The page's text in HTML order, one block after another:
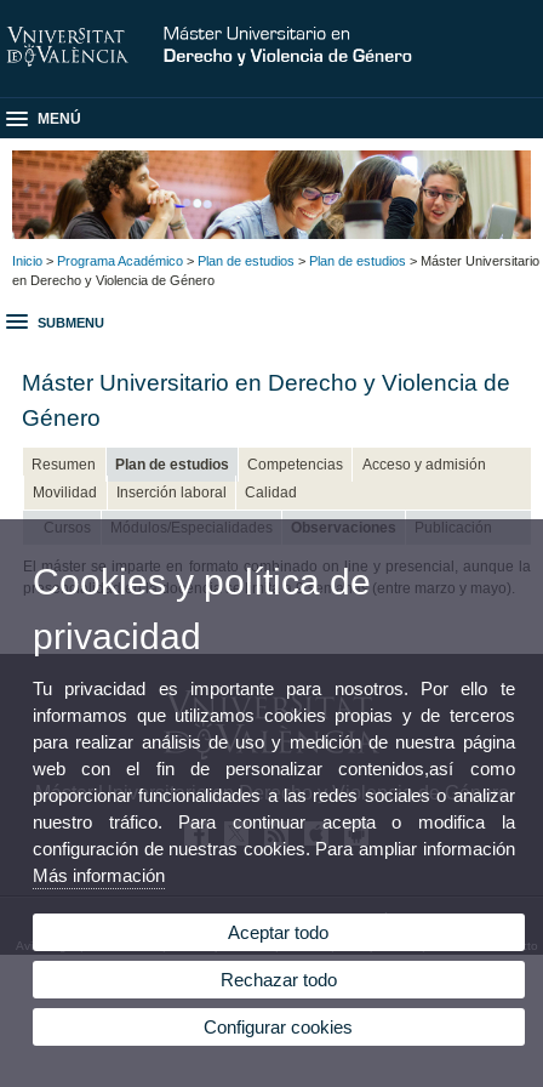
MENÚ
Inicio > Programa Académico > Plan de estudios > Plan de estudios > Máster Universitario
en Derecho y Violencia de Género
SUBMENU
Máster Universitario en Derecho y Violencia de
Género
Resumen Plan de estudios Competencias
Acceso y admisión
Movilidad
Inserción laboral Calidad
Cursos Módulos/Especialidades Observaciones Publicación
El máster se imparte en formato combinado on line y presencial, aunque la
presencialidad en la docencia se limita a 9 semanas (entre marzo y mayo).
Máster Universitario en Derecho y Violencia de Género
© 2026 UV. - Av. dels Tarongers, s/n. 46022 Valencia. Teléfono: 96 3825056
Aviso legal Política privacidad Buzón de Contacto
Cookies y política de
privacidad
Tu privacidad es importante para nosotros. Por ello te
informamos que utilizamos cookies propias y de terceros
para realizar análisis de uso y medición de nuestra página
web con el fin de personalizar contenidos,así como
proporcionar funcionalidades a las redes sociales o analizar
nuestro tráfico. Para continuar acepta o modifica la
configuración de nuestras cookies. Para ampliar información
Más información
Aceptar todo
Rechazar todo
Configurar cookies